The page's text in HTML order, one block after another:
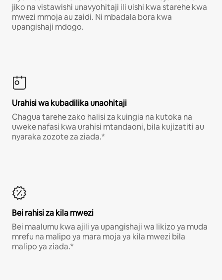
jiko na vistawishi unavyohitaji ili uishi kwa starehe kwa
mwezi mmoja au zaidi. Ni mbadala bora kwa
upangishaji mdogo.
Urahisi wa kubadilika unaohitaji
Chagua tarehe zako halisi za kuingia na kutoka na
uweke nafasi kwa urahisi mtandaoni, bila kujizatiti au
nyaraka zozote za ziada.*
Bei rahisi za kila mwezi
Bei maalumu kwa ajili ya upangishaji wa likizo ya muda
mrefu na malipo ya mara moja ya kila mwezi bila
malipo ya ziada.*